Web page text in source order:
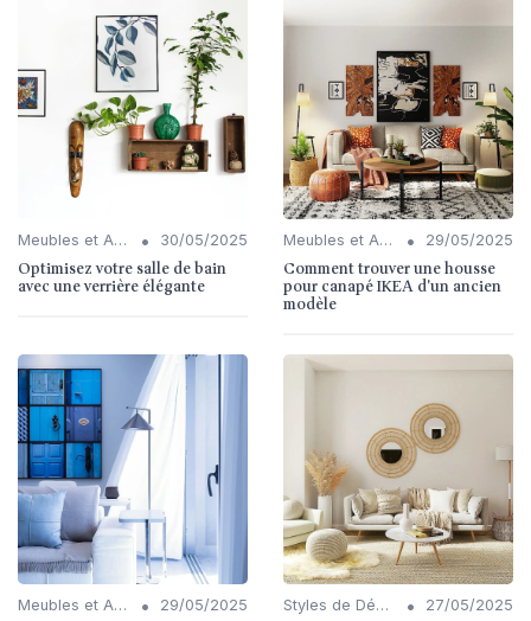
Meubles et Accessoires • 30/05/2025
Optimisez votre salle de bain
avec une verrière élégante
Meubles et Accessoires • 29/05/2025
Comment trouver une housse
pour canapé IKEA d'un ancien
modèle
Meubles et Accessoires • 29/05/2025 Styles de Décoration Intérieure • 27/05/2025